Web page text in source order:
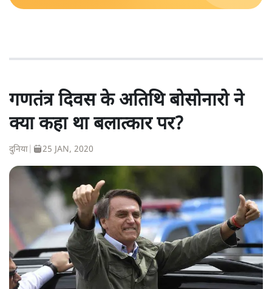
गणतंत्र दिवस के अतिथि बोसोनारो ने
क्या कहा था बलात्कार पर?
दुनिया 25 JAN, 2020